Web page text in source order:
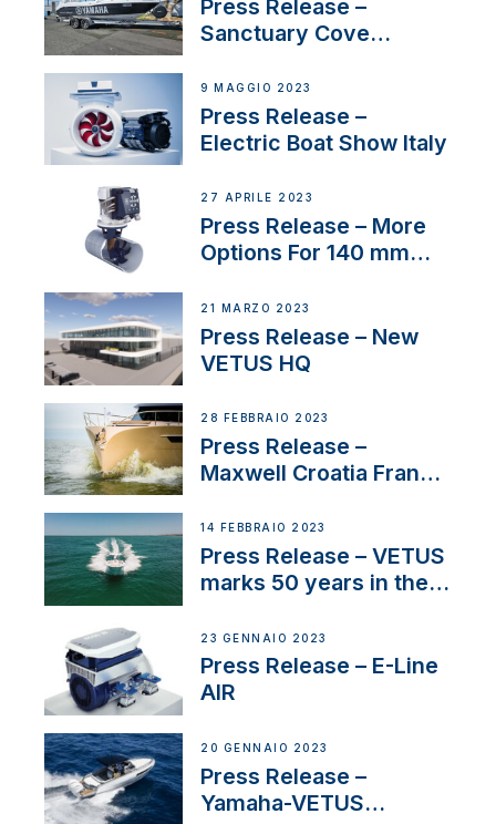
Press Release –
Sanctuary Cove
9 MAGGIO 2023
Press Release –
Electric Boat Show Italy
27 APRILE 2023
Press Release – More
Options For 140 mm
21 MARZO 2023
Press Release – New
VETUS HQ
28 FEBBRAIO 2023
Press Release –
Maxwell Croatia France
14 FEBBRAIO 2023
Press Release – VETUS
marks 50 years in the
23 GENNAIO 2023
Press Release – E-Line
AIR
20 GENNAIO 2023
Press Release –
Yamaha-VETUS